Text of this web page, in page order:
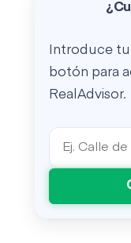
Introduce
botón para
RealAdvisor.